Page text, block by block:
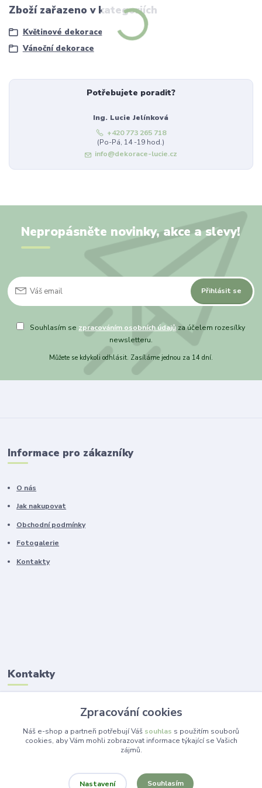
Zboží zařazeno v kategoriích
Květinové dekorace
Vánoční dekorace
Potřebujete poradit?
Ing. Lucie Jelínková
+420 773 265 718
(Po-Pá, 14 -19 hod.)
info@dekorace-lucie.cz
Nepropásněte novinky, akce a slevy!
Přihlásit se
Souhlasím se zpracováním osobních údajů za účelem rozesílky
newsletteru.
Můžete se kdykoli odhlásit. Zasíláme jednou za 14 dní.
Informace pro zákazníky
O nás
Jak nakupovat
Obchodní podmínky
Fotogalerie
Kontakty
Kontakty
(Po-Pá, 14 -19 hod.)
Zpracování cookies
Náš e-shop a partneři potřebují Váš souhlas s použitím souborů
cookies, aby Vám mohli zobrazovat informace týkající se Vašich
zájmů.
Nastavení Souhlasím